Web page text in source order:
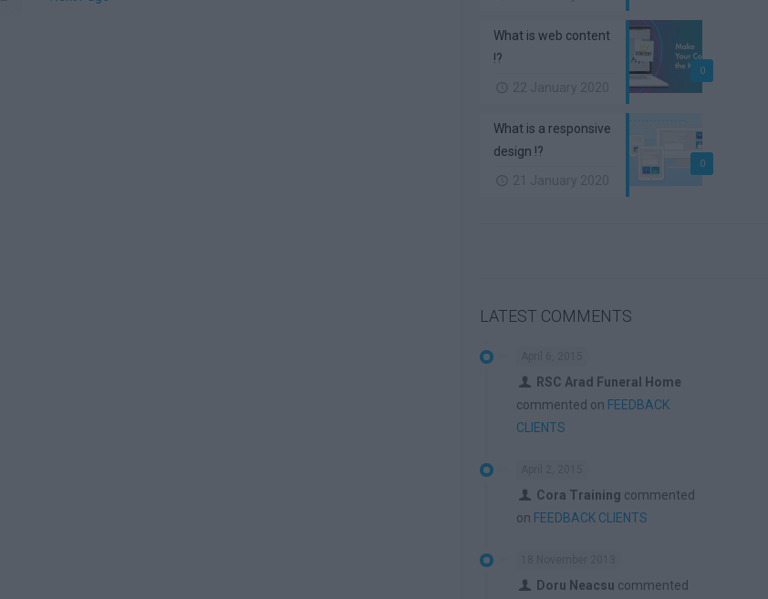
0
What is web content
!?
0
What is a responsive
design !?
LATEST COMMENTS
RSC Arad Funeral Home
commented on FEEDBACK
CLIENTS
Cora Training commented
on FEEDBACK CLIENTS
Doru Neacsu commented